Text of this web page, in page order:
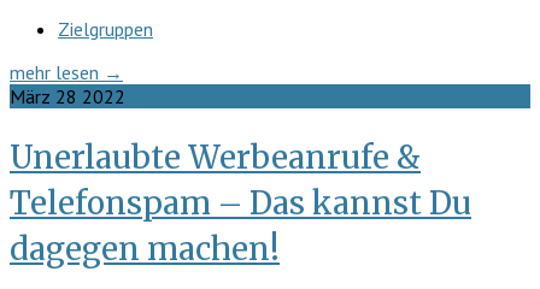
Zielgruppen
mehr lesen →
März 28 2022
Unerlaubte Werbeanrufe &
Telefonspam – Das kannst Du
dagegen machen!